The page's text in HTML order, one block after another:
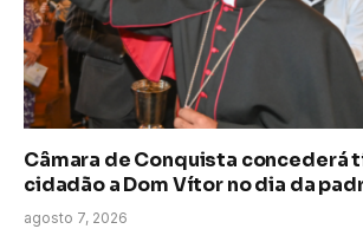
Câmara de Conquista concederá
cidadão a Dom Vítor no dia da
agosto 7, 2026